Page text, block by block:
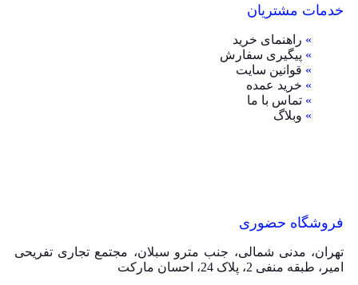
خدمات مشتریان
» راهنمای خرید
» پیگیری سفارش
» قوانین سایت
» خرید عمده
» تماس با ما
» وبلاگ
فروشگاه حضوری
تهران، مدنی شمالی، جنب مترو سبلان، مجتمع تجاری تفریحی
امیر، طبقه منفی 2، پلاک 24، احسان مارکت